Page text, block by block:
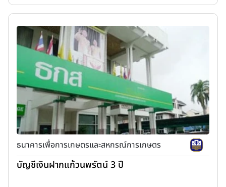
ธนาคารเพื่อการเกษตรและสหกรณ์การเกษตร
บัญชีเงินฝากแก้วนพรัตน์ 3 ปี